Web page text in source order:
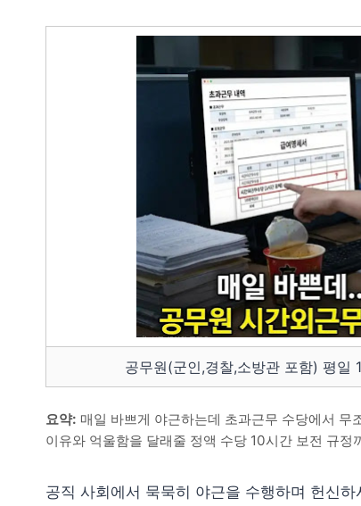
공무원(군인,경찰,소방관 포함) 평일
요약: 매일 바쁘게 야근하는데 초과근무 수당에서 무
이유와 억울함을 달래줄 정액 수당 10시간 보전 규
공직 사회에서 묵묵히 야근을 수행하며 헌신